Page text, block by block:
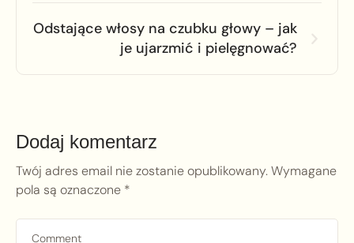
Odstające włosy na czubku głowy – jak
je ujarzmić i pielęgnować?
Dodaj komentarz
Twój adres email nie zostanie opublikowany.Wymagane
pola są oznaczone *